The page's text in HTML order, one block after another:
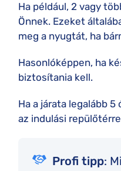
Ha például, 2 vagy
Önnek. Ezeket
meg a nyugtát, ha
Hasonlóképpen, ha
biztosítania kell.
Ha a járata legalább
az indulási
Profi tipp: